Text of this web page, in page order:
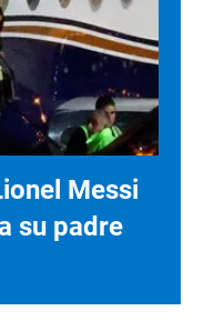
Messi
su padre